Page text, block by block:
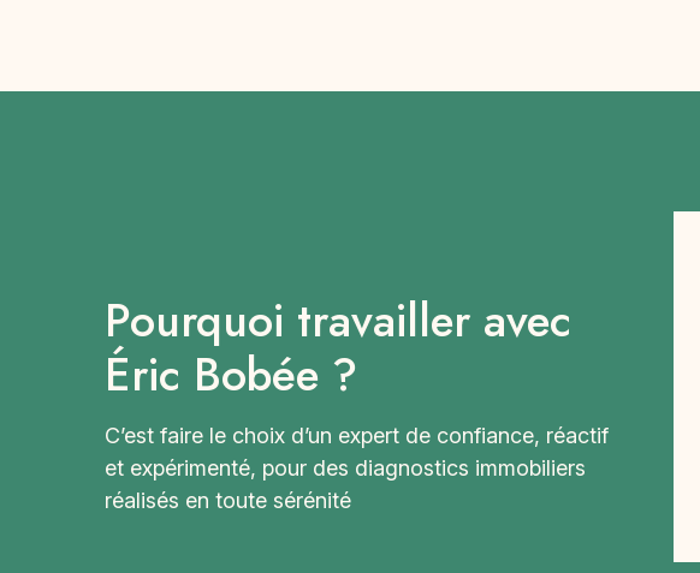
Pourquoi travailler avec
Éric Bobée ?
C’est faire le choix d’un expert de confiance, réactif
et expérimenté, pour des diagnostics immobiliers
réalisés en toute sérénité